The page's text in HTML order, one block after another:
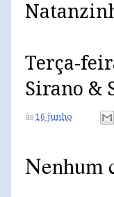
Terça-
Sirano &
às 16 junho
Nenhum